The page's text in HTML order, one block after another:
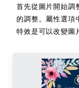
首先從圖片開始調
的調整。屬性選項
特效是可以改變圖